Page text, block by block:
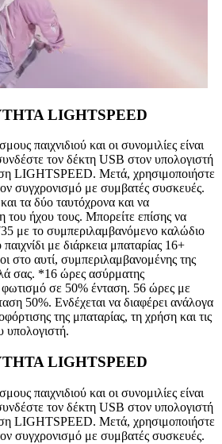
LIGHTSPEED
παιχνιδιού και οι συνομιλίες είναι
τον δέκτη USB στον υπολογιστή
LIGHTSPEED. Μετά, χρησιμοποιήστε
συγχρονισμό με συμβατές συσκευές.
τα δύο ταυτόχρονα και να
του ήχου τους. Μπορείτε επίσης να
με το συμπεριλαμβανόμενο καλώδιο
με διάρκεια μπαταρίας 16+
στο αυτί, συμπεριλαμβανομένης της
σας. *16 ώρες ασύρματης
σε 50% ένταση. 56 ώρες με
50%. Ενδέχεται να διαφέρει ανάλογα
της μπαταρίας, τη χρήση και τις
υπολογιστή.
LIGHTSPEED
παιχνιδιού και οι συνομιλίες είναι
τον δέκτη USB στον υπολογιστή
LIGHTSPEED. Μετά, χρησιμοποιήστε
συγχρονισμό με συμβατές συσκευές.